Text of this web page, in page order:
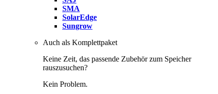
SMA
SolarEdge
Sungrow
Auch als Komplettpaket
Keine Zeit, das passende Zubehör zum Speicher
rauszusuchen?
Kein Problem.